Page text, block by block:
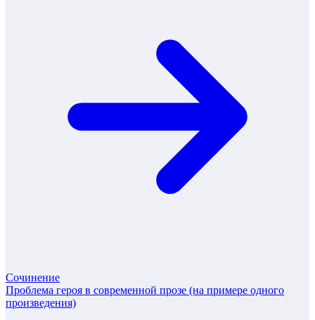
Сочинение
Проблема героя в современной прозе (на примере одного
произведения)